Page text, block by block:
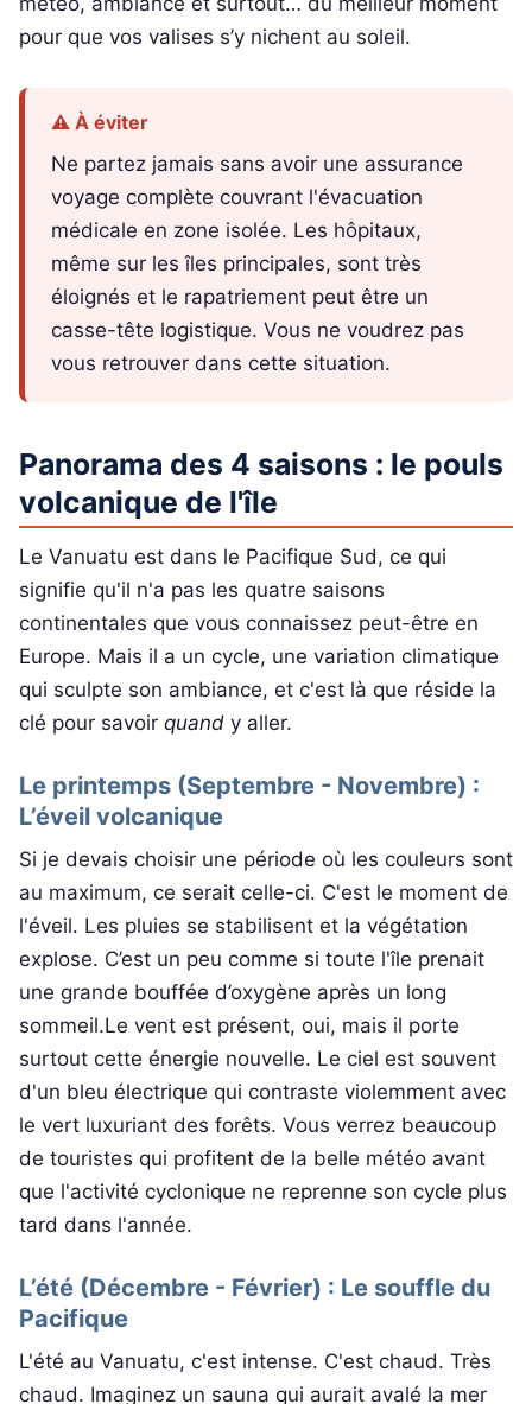
pour que vos valises s’y nichent au soleil.
⚠️ À éviter
Ne partez jamais sans avoir une assurance
voyage complète couvrant l'évacuation
médicale en zone isolée. Les hôpitaux,
même sur les îles principales, sont très
éloignés et le rapatriement peut être un
casse-tête logistique. Vous ne voudrez pas
vous retrouver dans cette situation.
Panorama des 4 saisons : le pouls
volcanique de l'île
Le Vanuatu est dans le Pacifique Sud, ce qui
signifie qu'il n'a pas les quatre saisons
continentales que vous connaissez peut-être en
Europe. Mais il a un cycle, une variation climatique
qui sculpte son ambiance, et c'est là que réside la
clé pour savoir quand y aller.
Le printemps (Septembre - Novembre) :
L’éveil volcanique
Si je devais choisir une période où les couleurs sont
au maximum, ce serait celle-ci. C'est le moment de
l'éveil. Les pluies se stabilisent et la végétation
explose. C’est un peu comme si toute l'île prenait
une grande bouffée d’oxygène après un long
sommeil.Le vent est présent, oui, mais il porte
surtout cette énergie nouvelle. Le ciel est souvent
d'un bleu électrique qui contraste violemment avec
le vert luxuriant des forêts. Vous verrez beaucoup
de touristes qui profitent de la belle météo avant
que l'activité cyclonique ne reprenne son cycle plus
tard dans l'année.
L’été (Décembre - Février) : Le souffle du
Pacifique
L'été au Vanuatu, c'est intense. C'est chaud. Très
chaud. Imaginez un sauna qui aurait avalé la mer